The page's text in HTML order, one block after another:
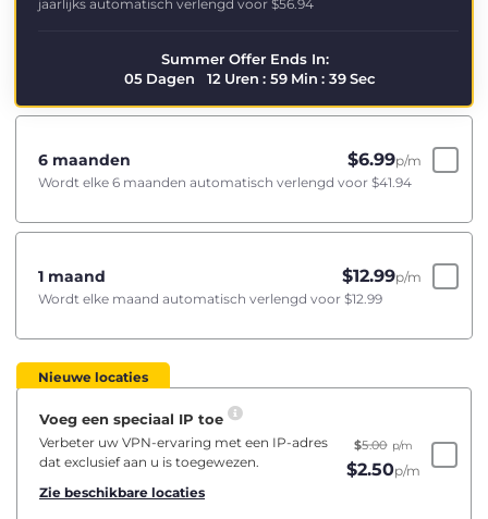
jaarlijks automatisch verlengd voor $56.94
Summer Offer Ends In:
05 Dagen 12 Uren : 59 Min : 38Sec
6 maanden $6.99p/m
Wordt elke 6 maanden automatisch verlengd voor $41.94
1 maand $12.99p/m
Wordt elke maand automatisch verlengd voor $12.99
Nieuwe locaties
Voeg een speciaal IP toe
Verbeter uw VPN-ervaring met een IP-adres
dat exclusief aan u is toegewezen.
Zie beschikbare locaties
$5.00 p/m
$2.50p/m